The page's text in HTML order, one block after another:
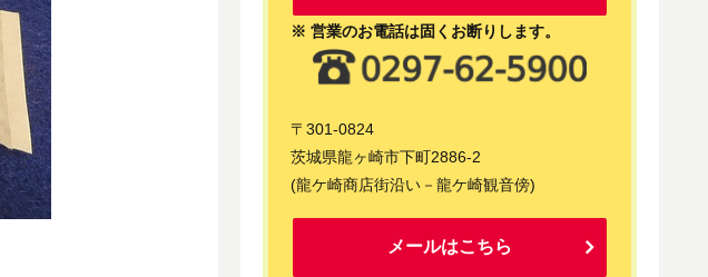
※ 営業のお電話は固くお断りします。
〒301-0824
茨城県龍ヶ崎市下町2886-2
(龍ケ崎商店街沿い－龍ケ崎観音傍)
メールはこちら